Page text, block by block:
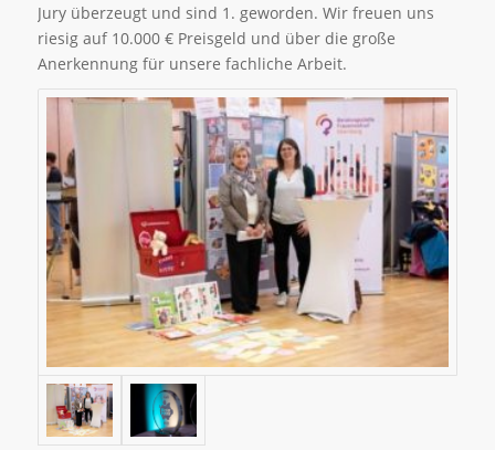
Jury überzeugt und sind 1. geworden. Wir freuen uns
riesig auf 10.000 € Preisgeld und über die große
Anerkennung für unsere fachliche Arbeit.